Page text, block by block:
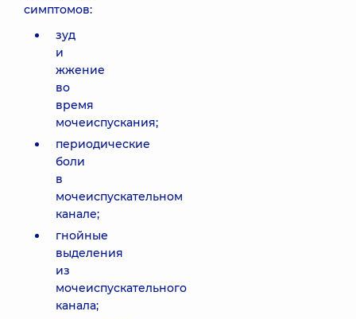
симптомов:
зуд
и
жжение
во
время
мочеиспускания;
периодические
боли
в
мочеиспускательном
канале;
гнойные
выделения
из
мочеиспускательного
канала;